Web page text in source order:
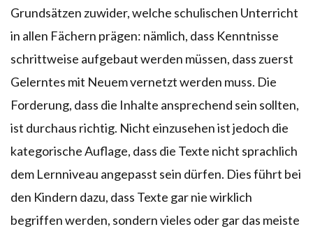
Grundsätzen zuwider, welche schulischen Unterricht
in allen Fächern prägen: nämlich, dass Kenntnisse
schrittweise aufgebaut werden müssen, dass zuerst
Gelerntes mit Neuem vernetzt werden muss. Die
Forderung, dass die Inhalte ansprechend sein sollten,
ist durchaus richtig. Nicht einzusehen ist jedoch die
kategorische Auflage, dass die Texte nicht sprachlich
dem Lernniveau angepasst sein dürfen. Dies führt bei
den Kindern dazu, dass Texte gar nie wirklich
begriffen werden, sondern vieles oder gar das meiste